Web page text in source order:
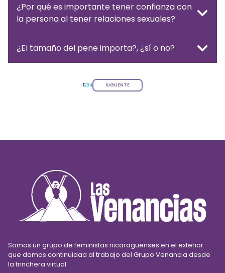
¿Por qué es importante tener confianza con
la persona al tener relaciones sexuales?
¿El tamaño del pene importa?, ¿sí o no?
1234 SIGUENTE
Somos un grupo de feministas nicaragüenses en el exterior
que damos continuidad al trabajo del Grupo Venancia desde
la trinchera virtual.